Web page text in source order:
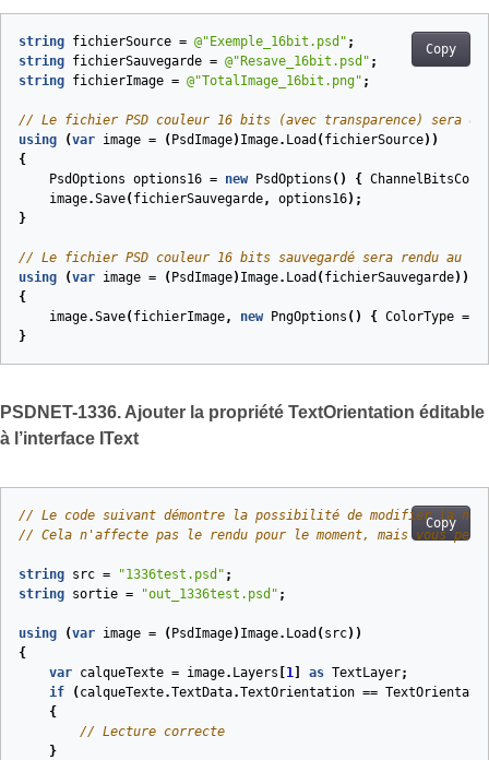
Copy
string fichierSource = @"Exemple_16bit.psd" ;
string fichierSauvegarde = @"Resave_16bit.psd" ;
string fichierImage = @"TotalImage_16bit.png" ;
// Le fichier PSD couleur 16 bits (avec transparence) sera
using
(var image = ( PsdImage) Image. Load ( fichierSource))
{
PsdOptions options16 = new PsdOptions () {
image.Save( fichierSauvegarde, options16);
}
// Le fichier PSD couleur 16 bits sauvegardé sera rendu au
using
(var image = ( PsdImage) Image. Load ( fichierSauvegarde))
{
image.Save( fichierImage, new PngOptions () { ColorType =
}
PSDNET-1336. Ajouter la propriété TextOrientation éditable
à l’interface IText
Copy
// Le code suivant démontre la possibilité de modifier la
// Cela n'affecte pas le rendu pour le moment, mais vous
string src = "1336test.psd" ;
string sortie = "out_1336test.psd" ;
using (var image = ( PsdImage) Image. Load ( src))
{
var calqueTexte = image. Layers 1 as TextLayer;
if
( calqueTexte.TextData.TextOrientation ==
{
// Lecture correcte
}